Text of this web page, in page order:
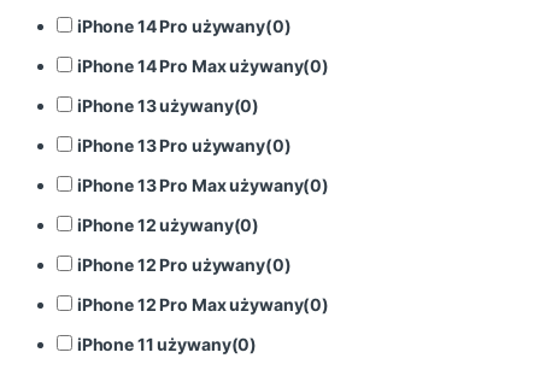
iPhone 14 Pro używany(0)
iPhone 14 Pro Max używany(0)
iPhone 13 używany(0)
iPhone 13 Pro używany(0)
iPhone 13 Pro Max używany(0)
iPhone 12 używany(0)
iPhone 12 Pro używany(0)
iPhone 12 Pro Max używany(0)
iPhone 11 używany(0)